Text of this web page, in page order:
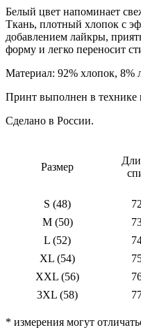
Белый цвет напоминает
Ткань, плотный хлопок с
добавлением лайкры,
форму и легко переносит
Материал: 92% хлопок, 8%
Принт выполнен в технике
Сделано в России.
Размер
S (48)
M (50)
L (52)
XL (54)
XXL (56)
3XL (58)
* измерения могут